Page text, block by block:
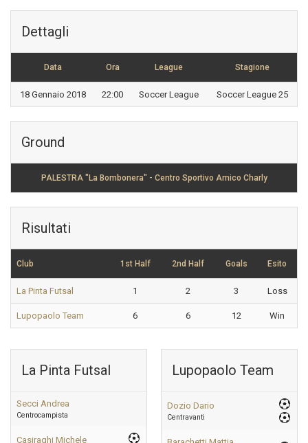
Dettagli
Data Ora League Stagione
18 Gennaio 2018 22:00 Soccer League Soccer League 25
Ground
PALESTRA "La Bombonera" - Centro Sportivo Amico Charly
Risultati
Club 1st Half 2nd Half Goals Esito
La Pinta Futsal 1 2 3 Loss
Lupopaolo Team 6 6 12 Win
La Pinta Futsal
Secci Andrea
Centrocampista
Casiraghi Michele
Lupopaolo Team
Dozio Dario
Centravanti